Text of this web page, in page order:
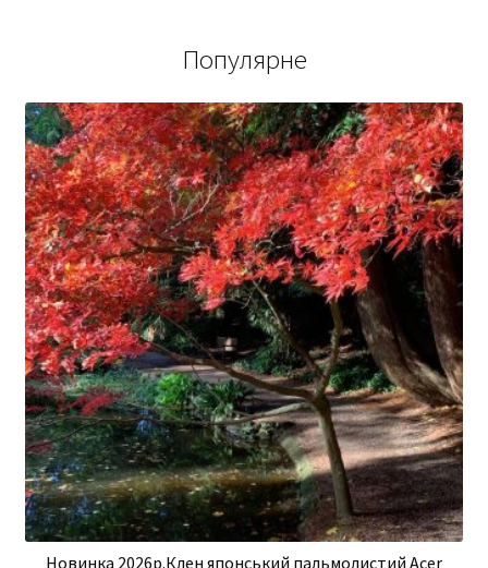
Популярне
Новинка 2026р.Клен японський пальмолистий Acer